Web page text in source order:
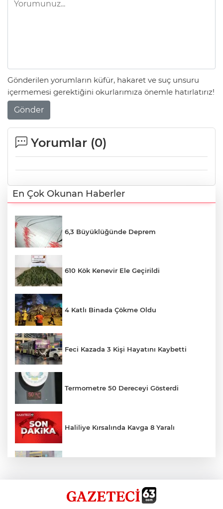
Gönderilen yorumların küfür, hakaret ve suç unsuru
içermemesi gerektiğini okurlarımıza önemle hatırlatırız!
Gönder
Yorumlar (0)
En Çok Okunan Haberler
6,3 Büyüklüğünde Deprem
610 Kök Kenevir Ele Geçirildi
4 Katlı Binada Çökme Oldu
Feci Kazada 3 Kişi Hayatını Kaybetti
Termometre 50 Dereceyi Gösterdi
Haliliye Kırsalında Kavga 8 Yaralı
Hikmet Başak’tan Ulaşım Çalışması